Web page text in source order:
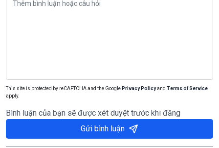
This site is protected by reCAPTCHA and the Google Privacy Policyand Terms of Service
apply.
Bình luận của bạn sẽ được xét duyệt trước khi đăng
Gửi bình luận